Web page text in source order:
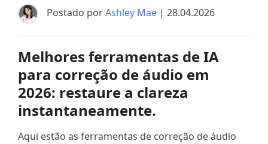
Postado porAshley Mae | 28.04.2026
Melhores ferramentas de IA
para correção de áudio em
2026: restaure a clareza
instantaneamente.
Aqui estão as ferramentas de correção de áudio